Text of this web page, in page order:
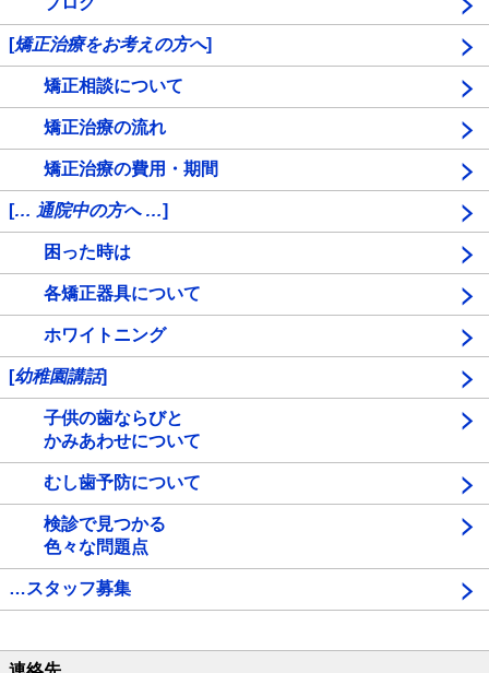
[矯正治療をお考えの方へ]
矯正相談について
矯正治療の流れ
矯正治療の費用・期間
[… 通院中の方へ …]
困った時は
各矯正器具について
ホワイトニング
[幼稚園講話]
子供の歯ならびと
かみあわせについて
むし歯予防について
検診で見つかる
色々な問題点
…スタッフ募集